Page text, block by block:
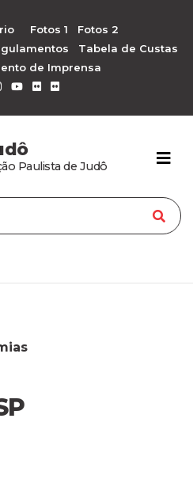
Fotos 1
Fotos 2
Tabela de Custas
de Imprensa
Paulista de Judô